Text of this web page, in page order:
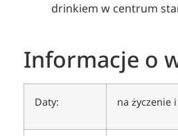
drinkiem w centrum
Informacje o
Daty: na życzenie